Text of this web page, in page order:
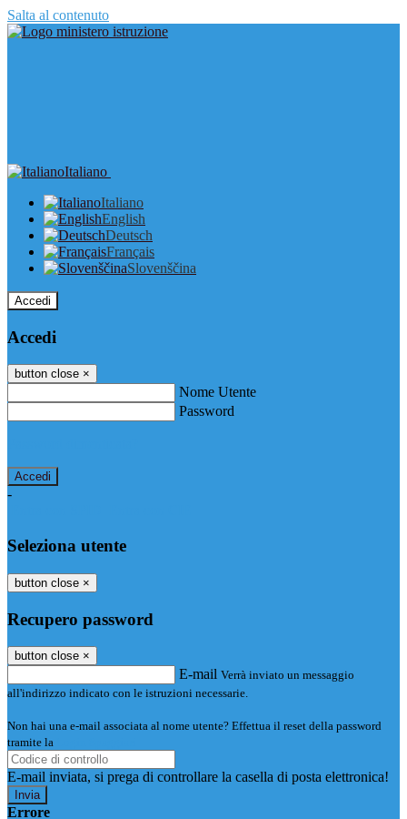
Salta al contenuto
Italiano
Italiano
English
Deutsch
Français
Slovenščina
Accedi
Accedi
button close ×
Nome Utente
Password
-
Seleziona utente
button close ×
Recupero password
button close ×
E-mail Verrà inviato un messaggio
all'indirizzo indicato con le istruzioni necessarie.
Non hai una e-mail associata al nome utente? Effettua il reset della password
tramite la
E-mail inviata, si prega di controllare la casella di posta elettronica!
Errore